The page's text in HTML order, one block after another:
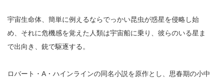
宇宙生命体、簡単に例えるならでっかい昆虫が惑星を侵略し始
め、それに危機感を覚えた人類は宇宙船に乗り、彼らのいる星ま
で出向き、銃で駆逐する。
ロバート・A・ハインラインの同名小説を原作とし、思春期の小中